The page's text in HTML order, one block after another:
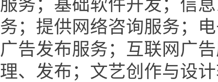
服务；基础软件开发；信
务；提供网络咨询服务；
广告发布服务；互联网广
理、发布；文艺创作与设